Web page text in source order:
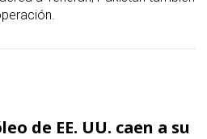
de EE. UU. caen a su